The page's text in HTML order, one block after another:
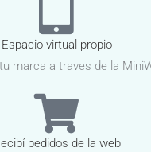
Espacio virtual propio
marca a traves de la
pedidos de la web